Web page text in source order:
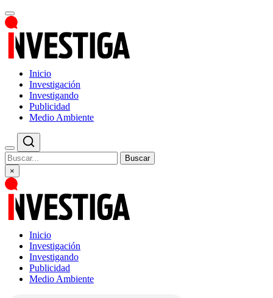
Inicio
Investigación
Investigando
Publicidad
Medio Ambiente
Buscar
×
Inicio
Investigación
Investigando
Publicidad
Medio Ambiente